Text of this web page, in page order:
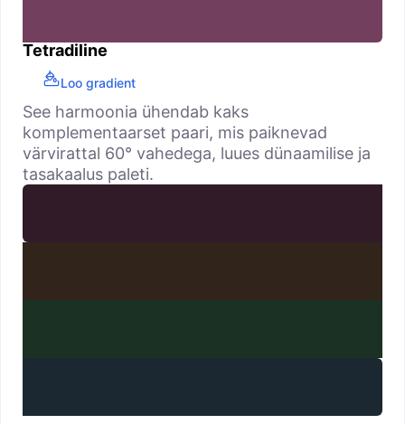
Tetradiline
Loo gradient
See harmoonia ühendab kaks
komplementaarset paari, mis paiknevad
värvirattal 60° vahedega, luues dünaamilise ja
tasakaalus paleti.